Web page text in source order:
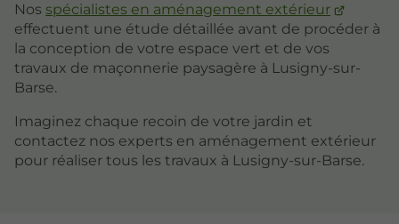
Nos spécialistes en aménagement extérieur
effectuent une étude détaillée avant de procéder à
la conception de votre espace vert et de vos
travaux de maçonnerie paysagère à Lusigny-sur-
Barse.
Imaginez chaque recoin de votre jardin et
contactez nos experts en aménagement extérieur
pour réaliser tous les travaux à Lusigny-sur-Barse.